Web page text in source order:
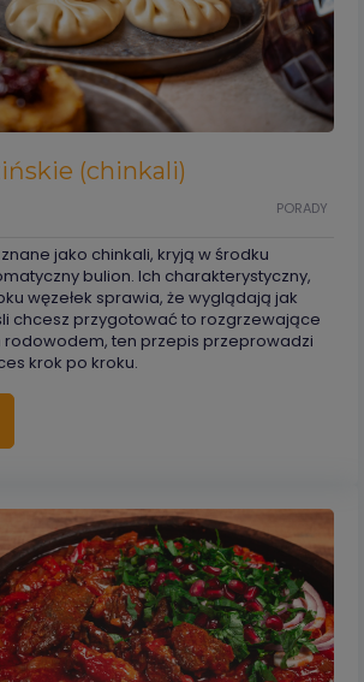
(chinkali)
PORADY
jako chinkali, kryją w środku
bulion. Ich charakterystyczny,
węzełek sprawia, że wyglądają jak
chcesz przygotować to rozgrzewające
rodowodem, ten przepis przeprowadzi
krok po kroku.